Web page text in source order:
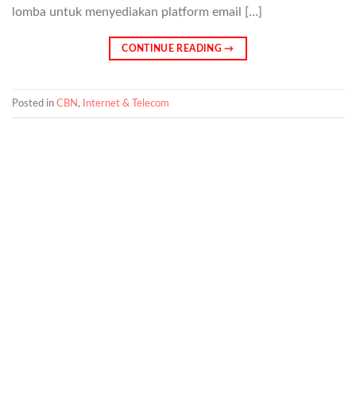
lomba untuk menyediakan platform email […]
CONTINUE READING→
Posted in CBN , Internet & Telecom